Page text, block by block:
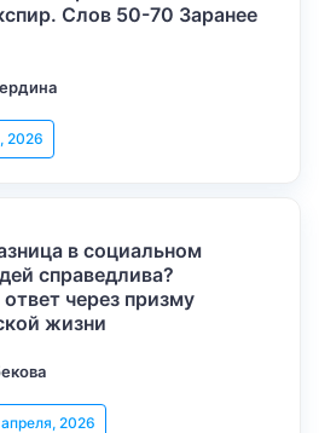
Слов 50-70 Заранее
2026
в социальном
справедлива?
через призму
жизни
2026